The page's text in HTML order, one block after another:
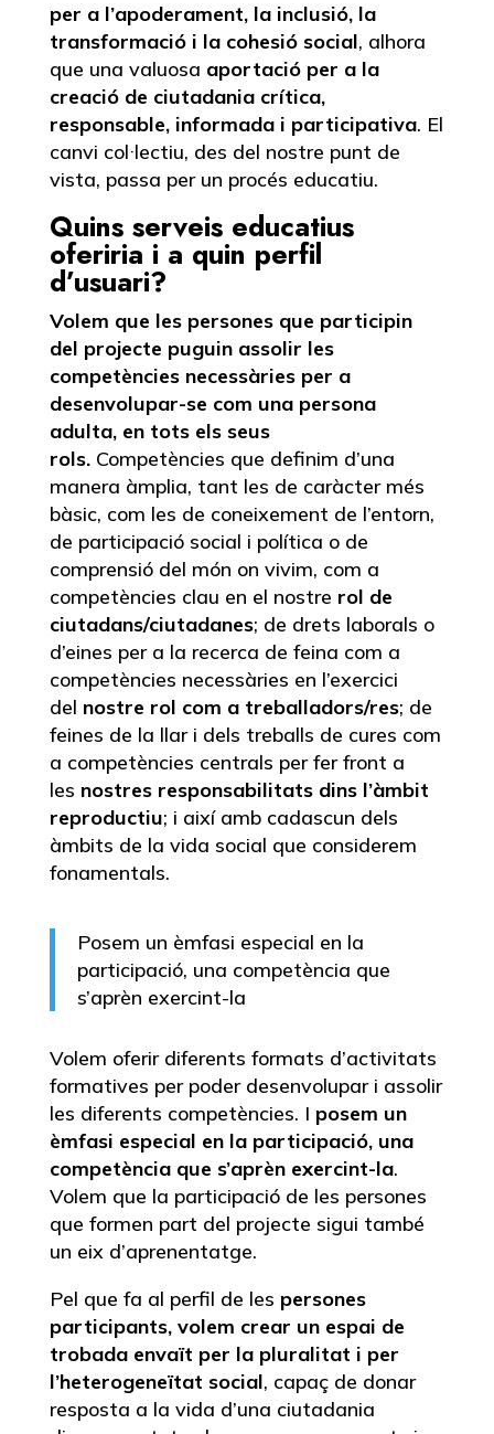
per a l’apoderament, la inclusió, la
transformació i la cohesió social, alhora
que una valuosa aportació per a la
creació de ciutadania crítica,
responsable, informada i participativa. El
canvi col·lectiu, des del nostre punt de
vista, passa per un procés educatiu.
Quins serveis educatius
oferiria i a quin perfil
d’usuari?
Volem que les persones que participin
del projecte puguin assolir les
competències necessàries per a
desenvolupar-se com una persona
adulta, en tots els seus
rols.Competències que definim d’una
manera àmplia, tant les de caràcter més
bàsic, com les de coneixement de l’entorn,
de participació social i política o de
comprensió del món on vivim, com a
competències clau en el nostre rol de
ciutadans/ciutadanes; de drets laborals o
d’eines per a la recerca de feina com a
competències necessàries en l’exercici
del nostre rol com a treballadors/res; de
feines de la llar i dels treballs de cures com
a competències centrals per fer front a
les nostres responsabilitats dins l’àmbit
reproductiu; i així amb cadascun dels
àmbits de la vida social que considerem
fonamentals.
Posem un èmfasi especial en la
participació, una competència que
s’aprèn exercint-la
Volem oferir diferents formats d’activitats
formatives per poder desenvolupar i assolir
les diferents competències. I posem un
èmfasi especial en la participació, una
competència que s’aprèn exercint-la.
Volem que la participació de les persones
que formen part del projecte sigui també
un eix d’aprenentatge.
Pel que fa al perfil de les persones
participants, volem crear un espai de
trobada envaït per la pluralitat i per
l’heterogeneïtat social, capaç de donar
resposta a la vida d’una ciutadania